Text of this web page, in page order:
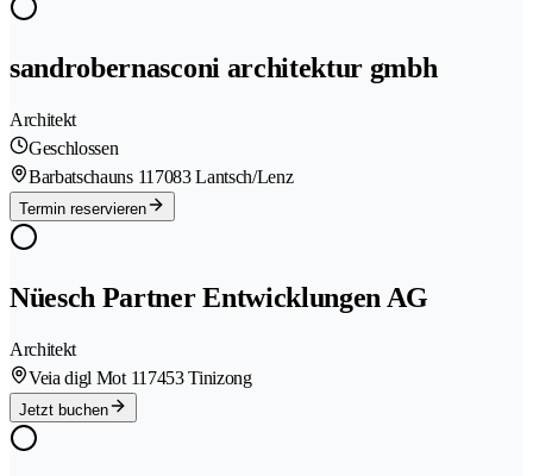
sandrobernasconi architektur gmbh
Architekt
Geschlossen
Barbatschauns 11 7083 Lantsch/Lenz
Termin reservieren
Nüesch Partner Entwicklungen AG
Architekt
Veia digl Mot 11 7453 Tinizong
Jetzt buchen